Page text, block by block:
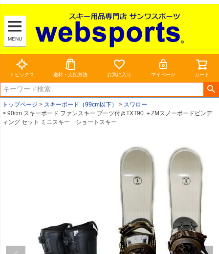
MENU
トピックス 送料・支払方法 お気に入り マイページ カート
トップページ スキーボード（99cm以下）
スワロー
90cm スキーボード ファンスキー ブーツ付きTXT90 ＋ZMスノーボードビンデ
ィング セット ミニスキー ショートスキー